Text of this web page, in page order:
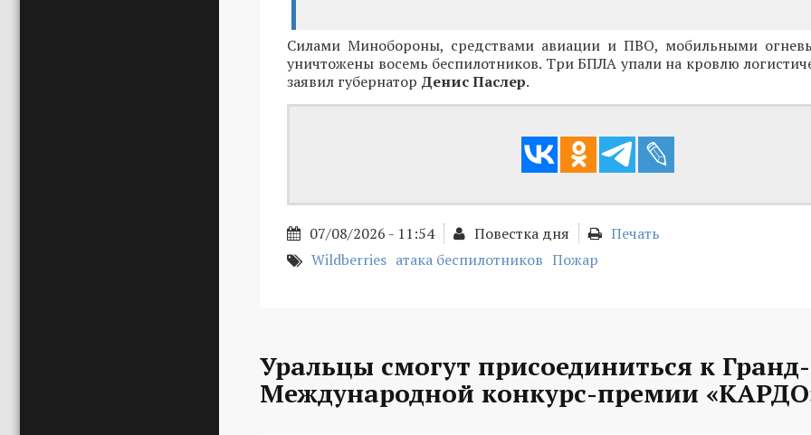
Силами Минобороны, средствами авиации и ПВО, мобильными
уничтожены восемь беспилотников. Три БПЛА упали на кровлю
заявил губернатор Денис Паслер.
07/08/2026 - 11:54 Повестка дня
Печать
Wildberries атака беспилотников Пожар
Уральцы смогут присоединиться к
Международной конкурс-премии